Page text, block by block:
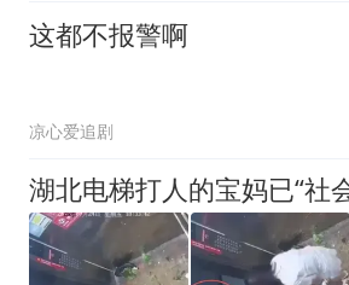
这都不报警啊
凉心爱追剧